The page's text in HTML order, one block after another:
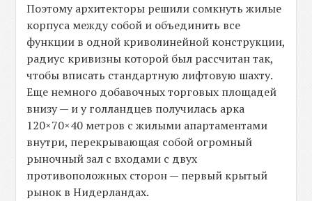
Поэтому архитекторы решили сомкнуть жилые
корпуса между собой и объединить все
функции в одной криволинейной конструкции,
радиус кривизны которой был рассчитан так,
чтобы вписать стандартную лифтовую шахту.
Еще немного добавочных торговых площадей
внизу — и у голландцев получилась арка
120×70×40 метров с жилыми апартаментами
внутри, перекрывающая собой огромный
рыночный зал с входами с двух
противоположных сторон — первый крытый
рынок в Нидерландах.